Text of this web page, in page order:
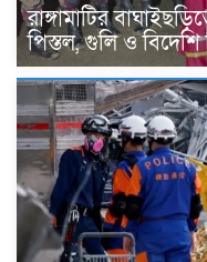
রাঙ্গামাটির
পিস্তল, গুলি ও বিদেশি